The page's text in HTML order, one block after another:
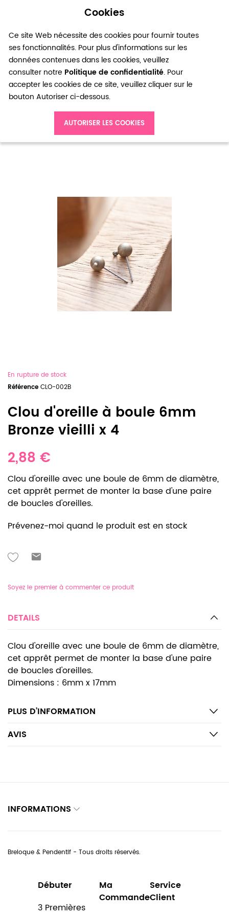
Cookies
Ce site Web nécessite des cookies pour fournir toutes
ses fonctionnalités. Pour plus d'informations sur les
données contenues dans les cookies, veuillez
consulter notre Politique de confidentialité. Pour
accepter les cookies de ce site, veuillez cliquer sur le
bouton Autoriser ci-dessous.
AUTORISER LES COOKIES
0
Clou d'oreille à boule 6mm Bronze vieilli x 4
En rupture de stock
Référence CLO-002B
Clou d'oreille à boule 6mm
Bronze vieilli x 4
2,88 €
Clou d'oreille avec une boule de 6mm de diamètre,
cet apprêt permet de monter la base d'une paire
de boucles d'oreilles.
Prévenez-moi quand le produit est en stock
Soyez le premier à commenter ce produit
DETAILS
Clou d'oreille avec une boule de 6mm de diamètre,
cet apprêt permet de monter la base d'une paire
de boucles d'oreilles.
Dimensions : 6mm x 17mm
PLUS D’INFORMATION
AVIS
INFORMATIONS
Breloque & Pendentif - Tous droits réservés.
Débuter
3 Premières
Ma
Commande
Service
Client